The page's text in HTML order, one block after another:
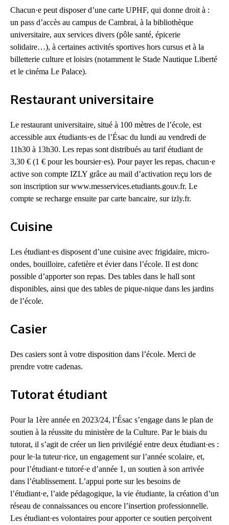
Chacun·e peut disposer d’une carte UPHF, qui donne droit à :
un pass d’accès au campus de Cambrai, à la bibliothèque
universitaire, aux services divers (pôle santé, épicerie
solidaire…), à certaines activités sportives hors cursus et à la
billetterie culture et loisirs (notamment le Stade Nautique Liberté
et le cinéma Le Palace).
Restaurant universitaire
Le restaurant universitaire, situé à 100 mètres de l’école, est
accessible aux étudiants·es de l’Ésac du lundi au vendredi de
11h30 à 13h30. Les repas sont distribués au tarif étudiant de
3,30 € (1 € pour les boursier·es). Pour payer les repas, chacun·e
active son compte IZLY grâce au mail d’activation reçu lors de
son inscription sur www.messervices.etudiants.gouv.fr. Le
compte se recharge ensuite par carte bancaire, sur izly.fr.
Cuisine
Les étudiant·es disposent d’une cuisine avec frigidaire, micro-
ondes, bouilloire, cafetière et évier dans l’école. Il est donc
possible d’apporter son repas. Des tables dans le hall sont
disponibles, ainsi que des tables de pique-nique dans les jardins
de l’école.
Casier
Des casiers sont à votre disposition dans l’école. Merci de
prendre votre cadenas.
Tutorat étudiant
Pour la 1ère année en 2023/24, l’Ésac s’engage dans le plan de
soutien à la réussite du ministère de la Culture. Par le biais du
tutorat, il s’agit de créer un lien privilégié entre deux étudiant·es :
pour le·la tuteur·rice, un engagement sur l’année scolaire, et,
pour l’étudiant·e tutoré·e d’année 1, un soutien à son arrivée
dans l’établissement. L’appui porte sur les besoins de
l’étudiant·e, l’aide pédagogique, la vie étudiante, la création d’un
réseau de connaissances ou encore l’insertion professionnelle.
Les étudiant·es volontaires pour apporter ce soutien perçoivent